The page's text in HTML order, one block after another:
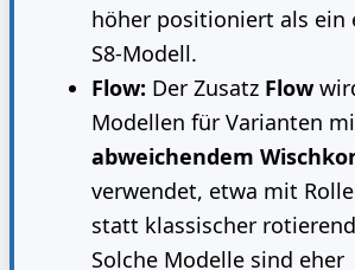
höher positioniert als ein
S8-Modell.
Flow: Der Zusatz Flow
Modellen für Varianten
abweichendem
verwendet, etwa mit
statt klassischer
Solche Modelle sind eher